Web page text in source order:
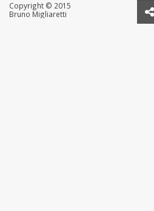
Copyright © 2015
Bruno Migliaretti